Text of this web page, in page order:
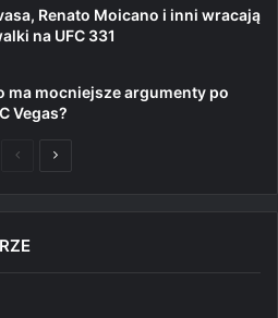
Renato Moicano i inni wracają
na UFC 331
ma mocniejsze argumenty po
Vegas?
PoprzedniaNastępna